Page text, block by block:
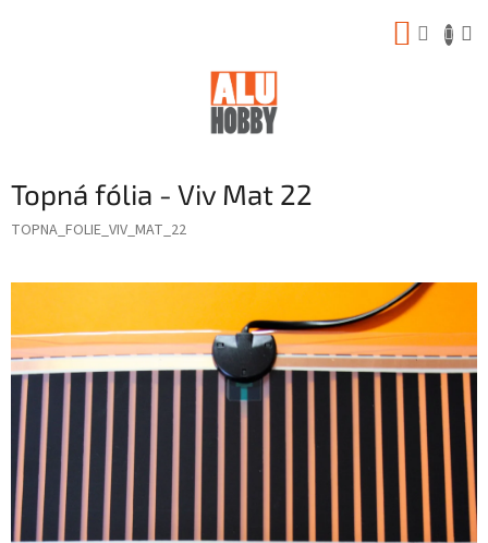
Topná fólia - Viv Mat 22
TOPNA_FOLIE_VIV_MAT_22